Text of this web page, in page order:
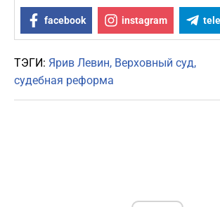
facebook instagram
ТЭГИ: Ярив Левин Верховный суд
судебная реформа